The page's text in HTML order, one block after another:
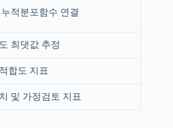
적분포함수 연결
최댓값 추정
합도 지표
및 가정검토 지표